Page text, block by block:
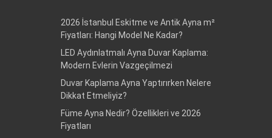
2026 İstanbul Eskitme ve Antik Ayna m²
Fiyatları: Hangi Model Ne Kadar?
LED Aydınlatmalı Ayna Duvar Kaplama:
Modern Evlerin Vazgeçilmezi
Duvar Kaplama Ayna Yaptırırken Nelere
Dikkat Etmeliyiz?
Füme Ayna Nedir? Özellikleri ve 2026
Fiyatları